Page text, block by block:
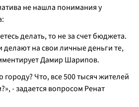
не нашла понимания у
делать, то не за счет бюджета.
делают на свои личные деньги те,
Дамир Шарипов.
городу? Что, все 500 тысяч жителей
- задается вопросом Ренат